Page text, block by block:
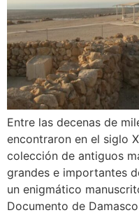
Entre las decenas de
encontraron en el siglo
colección de antiguos
grandes e importantes
un enigmático
Documento de